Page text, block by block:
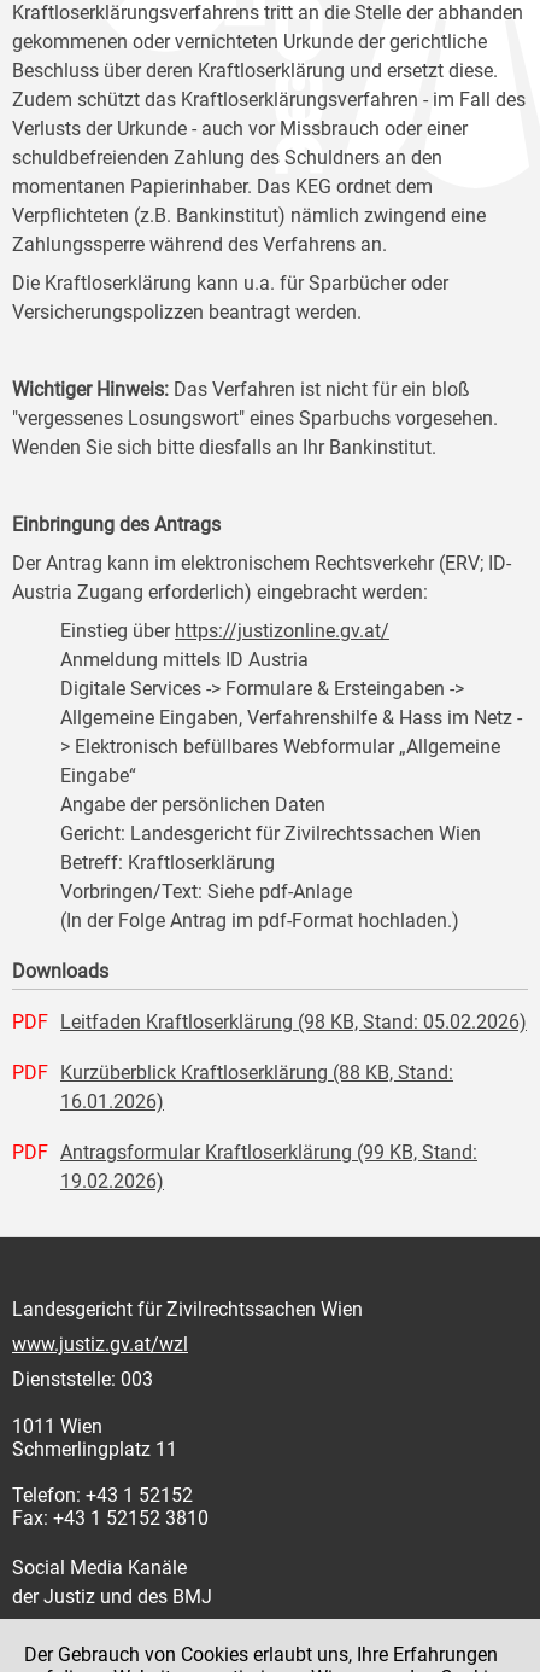
Kraftloserklärungsverfahrens tritt an die Stelle der abhanden
gekommenen oder vernichteten Urkunde der gerichtliche
Beschluss über deren Kraftloserklärung und ersetzt diese.
Zudem schützt das Kraftloserklärungsverfahren - im Fall des
Verlusts der Urkunde - auch vor Missbrauch oder einer
schuldbefreienden Zahlung des Schuldners an den
momentanen Papierinhaber. Das KEG ordnet dem
Verpflichteten (z.B. Bankinstitut) nämlich zwingend eine
Zahlungssperre während des Verfahrens an.
Die Kraftloserklärung kann u.a. für Sparbücher oder
Versicherungspolizzen beantragt werden.
Wichtiger Hinweis: Das Verfahren ist nicht für ein bloß
"vergessenes Losungswort" eines Sparbuchs vorgesehen.
Wenden Sie sich bitte diesfalls an Ihr Bankinstitut.
Einbringung des Antrags
Der Antrag kann im elektronischem Rechtsverkehr (ERV; ID-
Austria Zugang erforderlich) eingebracht werden:
Einstieg über https://justizonline.gv.at/
Anmeldung mittels ID Austria
Digitale Services -> Formulare & Ersteingaben ->
Allgemeine Eingaben, Verfahrenshilfe & Hass im Netz -
> Elektronisch befüllbares Webformular „Allgemeine
Eingabe“
Angabe der persönlichen Daten
Gericht: Landesgericht für Zivilrechtssachen Wien
Betreff: Kraftloserklärung
Vorbringen/Text: Siehe pdf-Anlage
(In der Folge Antrag im pdf-Format hochladen.)
Downloads
PDF Leitfaden Kraftloserklärung (98 KB, Stand: 05.02.2026)
PDF
Kurzüberblick Kraftloserklärung (88 KB, Stand:
16.01.2026)
PDF Antragsformular Kraftloserklärung (99 KB, Stand:
19.02.2026)
Landesgericht für Zivilrechtssachen Wien
www.justiz.gv.at/wzl
Dienststelle: 003
1011 Wien
Schmerlingplatz 11
Telefon: +43 1 52152
Fax: +43 1 52152 3810
Social Media Kanäle
der Justiz und des BMJ
Der Gebrauch von Cookies erlaubt uns, Ihre Erfahrungen